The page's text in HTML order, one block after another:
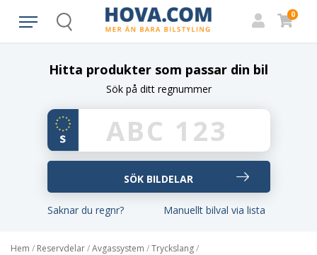
Search
0
Hitta produkter som passar din bil
Sök på ditt regnummer
Saknar du regnr? Manuellt bilval via lista
Hem / Reservdelar/Avgassystem /Tryckslang/